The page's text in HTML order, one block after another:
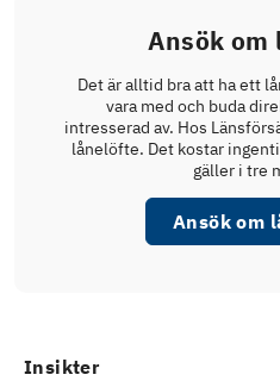
Ansök om
Det är alltid bra att ha ett
vara med och buda
intresserad av. Hos
lånelöfte. Det kostar
gäller i tre
Ansök om
Insikter